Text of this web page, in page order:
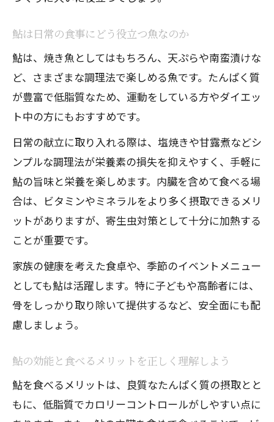
な理由
鮎 一 匹 タンパク質とカロリーの実際を
検証
鮎 脂質やカロリーが気になる人の選び方
術
鮎の効能や食べ過ぎ注意点まとめ
鮎の効能を最大限活かすための食べ方ま
とめ
鮎 食べ過ぎによる注意点と上手な取り入
鮎 栄養 効能を日常で無理なく取り入れる
方法
鮎の安全な食べ方と健康維持のポイント
整理
鮎は日常の食事にどう役立つ魚なのか
鮎は、焼き魚としてはもちろん、天ぷらや南蛮漬けな
ど、さまざまな調理法で楽しめる魚です。たんぱく質
が豊富で低脂質なため、運動をしている方やダイエッ
ト中の方にもおすすめです。
日常の献立に取り入れる際は、塩焼きや甘露煮などシ
ンプルな調理法が栄養素の損失を抑えやすく、手軽に
鮎の旨味と栄養を楽しめます。内臓を含めて食べる場
合は、ビタミンやミネラルをより多く摂取できるメリ
ットがありますが、寄生虫対策として十分に加熱する
ことが重要です。
家族の健康を考えた食卓や、季節のイベントメニュー
としても鮎は活躍します。特に子どもや高齢者には、
骨をしっかり取り除いて提供するなど、安全面にも配
慮しましょう。
鮎の効能と食べるメリットを正しく理解しよう
鮎を食べるメリットは、良質なたんぱく質の摂取とと
もに、低脂質でカロリーコントロールがしやすい点に